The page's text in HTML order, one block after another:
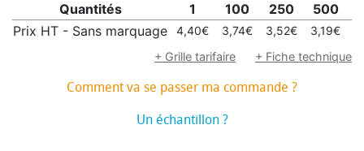
Quantités 1 100 250 500
Prix HT - Sans marquage
4,40€ 3,74€ 3,52€ 3,19€
+ Grille tarifaire
+ Fiche technique
Comment va se passer ma commande ?
Un échantillon ?